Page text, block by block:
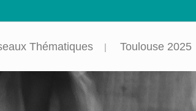
Thématiques Toulouse 2025